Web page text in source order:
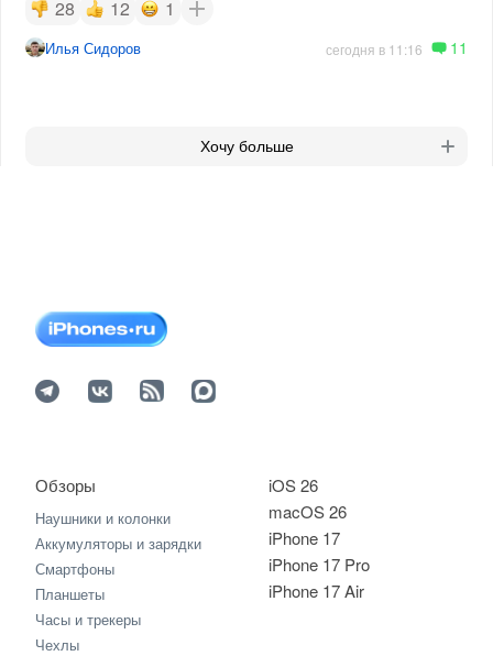
28 12 1
Илья Сидоров сегодня в 11:16 11
Хочу больше
iOS 26
macOS 26
iPhone 17
iPhone 17 Pro
iPhone 17 Air
Обзоры
Наушники и колонки
Аккумуляторы и зарядки
Смартфоны
Планшеты
Часы и трекеры
Чехлы